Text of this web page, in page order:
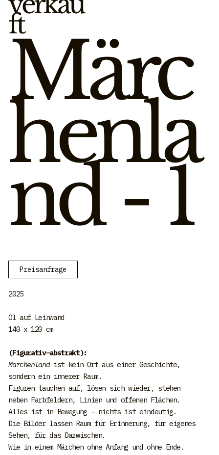
ft
Märc
henla
nd - 1
Preisanfrage
2025
Öl auf Leinwand
140 x 120 cm
(Figurativ–abstrakt):
Märchenlandist kein Ort aus einer Geschichte,
sondern ein innerer Raum.
Figuren tauchen auf, lösen sich wieder, stehen
neben Farbfeldern, Linien und offenen Flächen.
Alles ist in Bewegung – nichts ist eindeutig.
Die Bilder lassen Raum für Erinnerung, für eigenes
Sehen, für das Dazwischen.
Wie in einem Märchen ohne Anfang und ohne Ende.